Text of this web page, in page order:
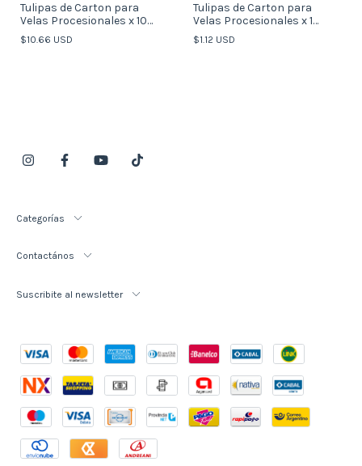
Tulipas de Carton para
Velas Procesionales x 10
unidades
$10.66 USD
Tulipas de Carton para
Velas Procesionales x 1
unidad
$1.12 USD
Categorías
Contactános
Suscribite al newsletter